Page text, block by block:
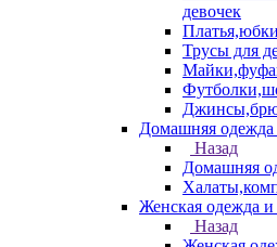
девочек
Платья,юбки
Трусы для
Домашняя одежда
Назад
Домашняя
Женская одежда и
Назад